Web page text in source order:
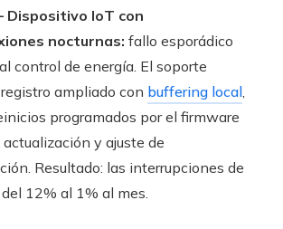
Dispositivo IoT con
nocturnas: fallo esporádico
control de energía. El soporte
ampliado con buffering local
programados por el firmware
y ajuste de
Resultado: las interrupciones de
12% al 1% al mes.